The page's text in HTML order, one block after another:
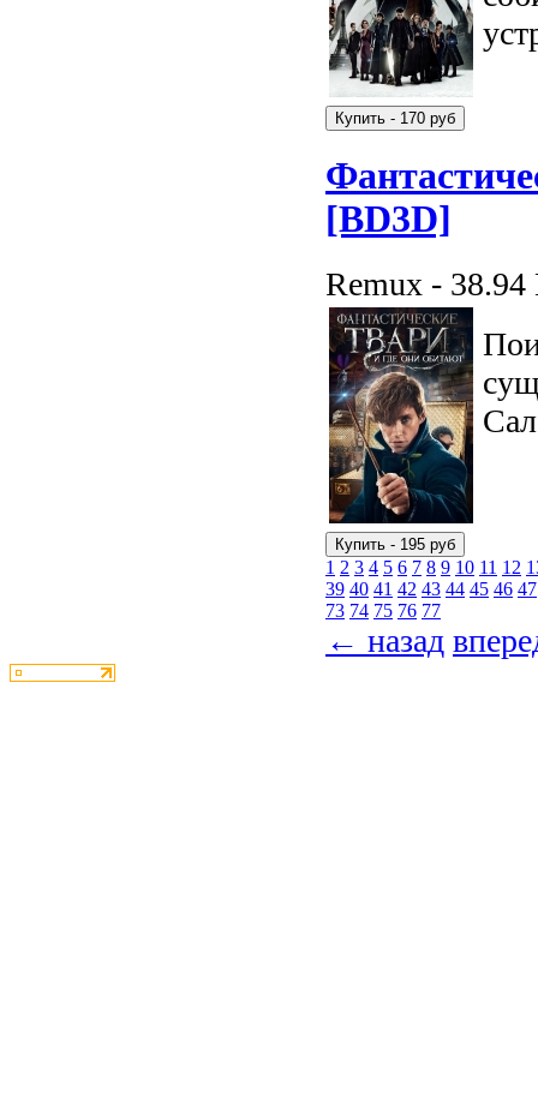
[BD3D]
Remux - 38.94
1 2 3 4 5 6 7 8 9 10 11 12
39 40 41 42 43 44 45 46 47
73 74 75 76 77
← назад